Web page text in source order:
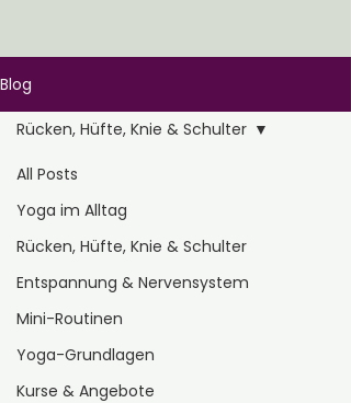
Blog
All Posts
Yoga im Alltag
Rücken, Hüfte, Knie & Schulter
Entspannung & Nervensystem
Mini-Routinen
Yoga-Grundlagen
Kurse & Angebote
Rücken, Hüfte, Knie & Schulter